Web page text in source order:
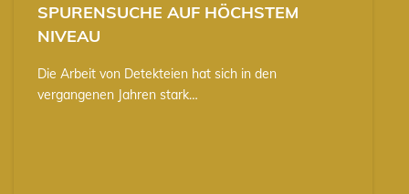
SPURENSUCHE AUF HÖCHSTEM
NIVEAU
Die Arbeit von Detekteien hat sich in den
vergangenen Jahren stark…